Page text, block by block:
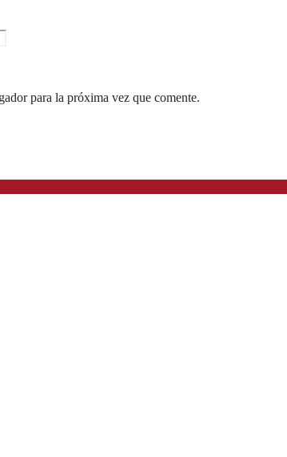
para la próxima vez que comente.